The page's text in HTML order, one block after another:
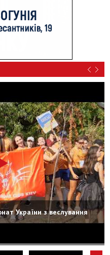
України з веслування